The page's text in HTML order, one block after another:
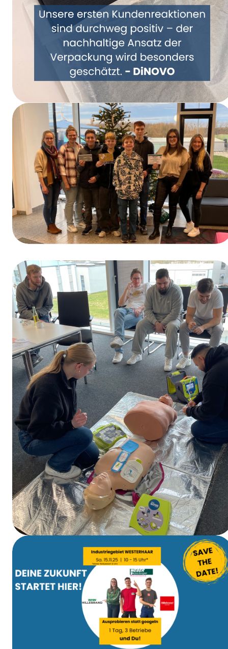
Samen een nieuwe kijk op verpakkingen –
DiNOVO stapt over op papieren
verpakkingen
Winnaar van de prijsvraag ter gelegenheid
van de Dag van het Beroepsonderwijs